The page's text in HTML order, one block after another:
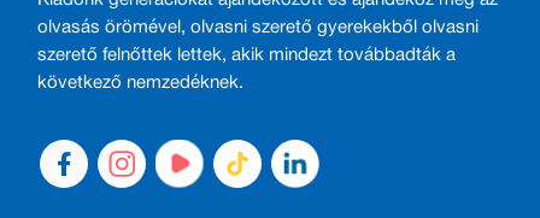
olvasás örömével, olvasni szerető gyerekekből olvasni
szerető felnőttek lettek, akik mindezt továbbadták a
következő nemzedéknek.